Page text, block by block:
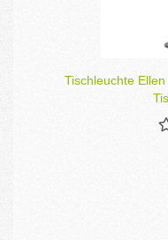
Tischleuchte